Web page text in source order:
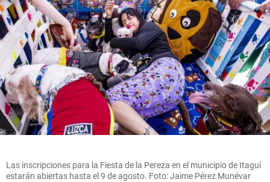
Las inscripciones para la Fiesta de la Pereza en el municipio de Itaguí
estarán abiertas hasta el 9 de agosto. Foto: Jaime Pérez Munévar